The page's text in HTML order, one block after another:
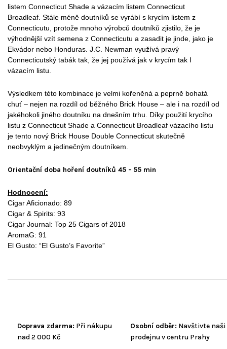
Doprava zdarma: Při nákupu
nad 2 000 Kč
Osobní odběr: Navštivte naši
prodejnu v centru Prahy
listem Connecticut Shade a vázacím listem Connecticut
Broadleaf. Stále méně doutníků se vyrábí s krycím listem z
Connecticutu, protože mnoho výrobců doutníků zjistilo, že je
výhodnější vzít semena z Connecticutu a zasadit je jinde, jako je
Ekvádor nebo Honduras. J.C. Newman využívá pravý
Connecticutský tabák tak, že jej používá jak v krycím tak I
vázacím listu.
Výsledkem této kombinace je velmi kořeněná a peprně bohatá
chuť – nejen na rozdíl od běžného Brick House – ale i na rozdíl od
jakéhokoli jiného doutníku na dnešním trhu. Díky použití krycího
listu z Connecticut Shade a Connecticut Broadleaf vázacího listu
je tento nový Brick House Double Connecticut skutečně
neobvyklým a jedinečným doutníkem.
Orientační doba hoření doutníků 45 - 55 min
Hodnocení:
Cigar Aficionado: 89
Cigar & Spirits: 93
Cigar Journal: Top 25 Cigars of 2018
AromaG: 91
El Gusto: “El Gusto’s Favorite”